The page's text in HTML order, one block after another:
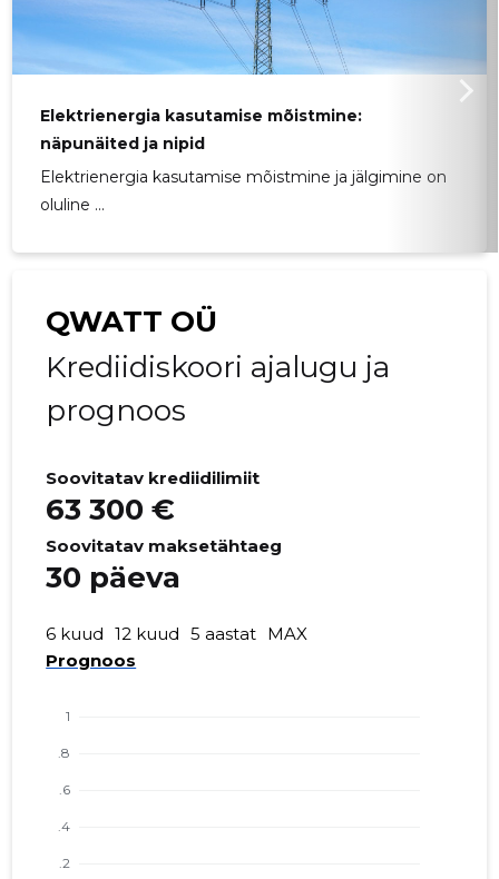
Elektrienergia kasutamise mõistmine:
näpunäited ja nipid
Elektrienergia kasutamise mõistmine ja jälgimine on
oluline ...
QWATT OÜ
Krediidiskoori ajalugu ja
prognoos
Soovitatav krediidilimiit
63 300 €
Soovitatav maksetähtaeg
30 päeva
6 kuud 12 kuud 5 aastat MAX
Prognoos